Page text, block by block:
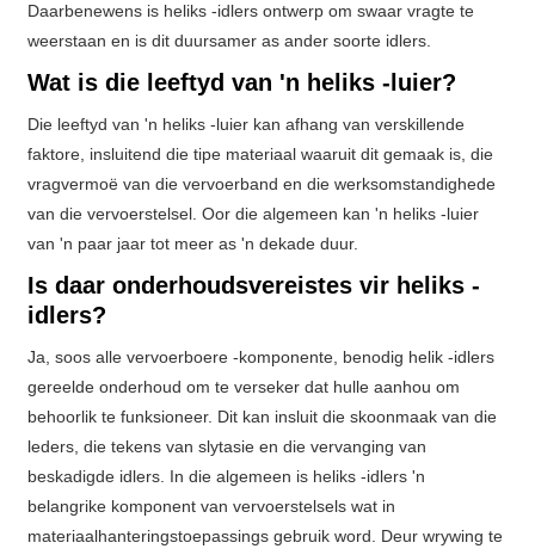
Daarbenewens is heliks -idlers ontwerp om swaar vragte te
weerstaan ​​en is dit duursamer as ander soorte idlers.
Wat is die leeftyd van 'n heliks -luier?
Die leeftyd van 'n heliks -luier kan afhang van verskillende
faktore, insluitend die tipe materiaal waaruit dit gemaak is, die
vragvermoë van die vervoerband en die werksomstandighede
van die vervoerstelsel. Oor die algemeen kan 'n heliks -luier
van 'n paar jaar tot meer as 'n dekade duur.
Is daar onderhoudsvereistes vir heliks -
idlers?
Ja, soos alle vervoerboere -komponente, benodig helik -idlers
gereelde onderhoud om te verseker dat hulle aanhou om
behoorlik te funksioneer. Dit kan insluit die skoonmaak van die
leders, die tekens van slytasie en die vervanging van
beskadigde idlers. In die algemeen is heliks -idlers 'n
belangrike komponent van vervoerstelsels wat in
materiaalhanteringstoepassings gebruik word. Deur wrywing te